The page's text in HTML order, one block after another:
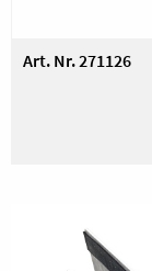
Art. Nr. 271126